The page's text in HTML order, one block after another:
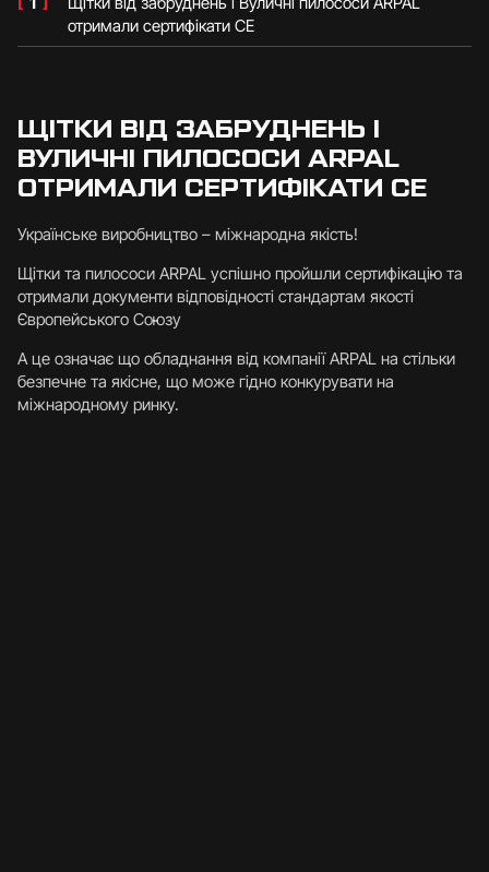
отримали сертифікати CE
ЩІТКИ ВІД ЗАБРУДНЕНЬ І
ВУЛИЧНІ ПИЛОСОСИ ARPAL
ОТРИМАЛИ СЕРТИФІКАТИ CE
Українське виробництво – міжнародна якість!
Щітки та пилососи ARPAL успішно пройшли сертифікацію та
отримали документи відповідності стандартам якості
Європейського Союзу
А це означає що обладнання від компанії ARPAL на стільки
безпечне та якісне, що може гідно конкурувати на
міжнародному ринку.